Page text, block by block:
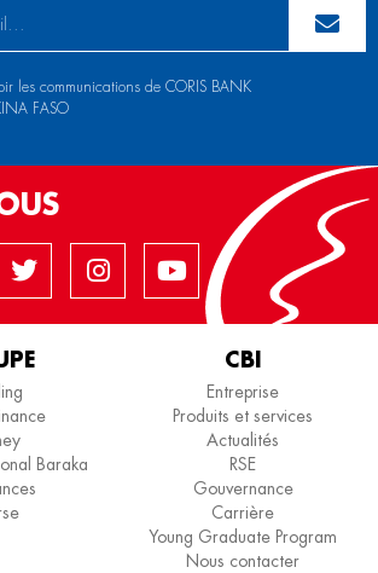
les communications de CORIS BANK
FASO
Baraka
CBI
Entreprise
Produits et services
Actualités
RSE
Gouvernance
Carrière
Young Graduate Program
Nous contacter